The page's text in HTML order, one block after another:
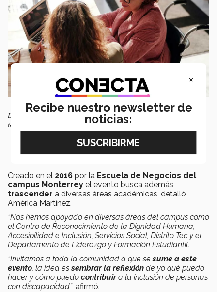
Los asistentes podrán disfrutar de conferencias y paneles de discusión en
tonor a la inclusión.
Creado en el 2016 por la Escuela de Negocios del
campus Monterrey el evento busca además
trascender a diversas áreas académicas, detalló
América Martínez.
“Nos hemos apoyado en diversas áreas del campus como
el Centro de Reconocimiento de la Dignidad Humana,
Accesibilidad e Inclusión, Servicios Social, Distrito Tec y el
Departamento de Liderazgo y Formación Estudiantil.
“Invitamos a toda la comunidad a que sesume a este
evento, la idea essembrar la reflexión de yo qué puedo
hacer y cómo puedo contribuira la inclusión de personas
con discapacidad”, afirmó.
×
Recibe nuestro newsletter de
noticias: